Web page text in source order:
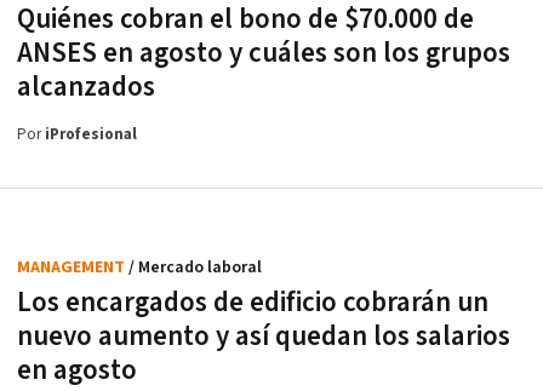
Quiénes cobran el bono de $70.000 de
ANSES en agosto y cuáles son los grupos
alcanzados
PoriProfesional
Los encargados de edificio cobrarán un
nuevo aumento y así quedan los salarios
en agosto
MANAGEMENT / Mercado laboral